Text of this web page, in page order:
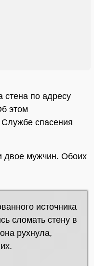
стена по адресу
этом
спасения
двое мужчин. Обоих
источника
сломать стену в
рухнула,